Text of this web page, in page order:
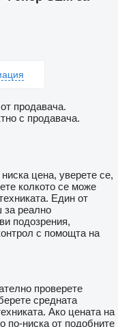
продавача.
с продавача.
цена, уверете се,
колкото се може
Един от
за реално
подозрения,
с помощта на
проверете
средната
Ако цената на
по-ниска от подобните